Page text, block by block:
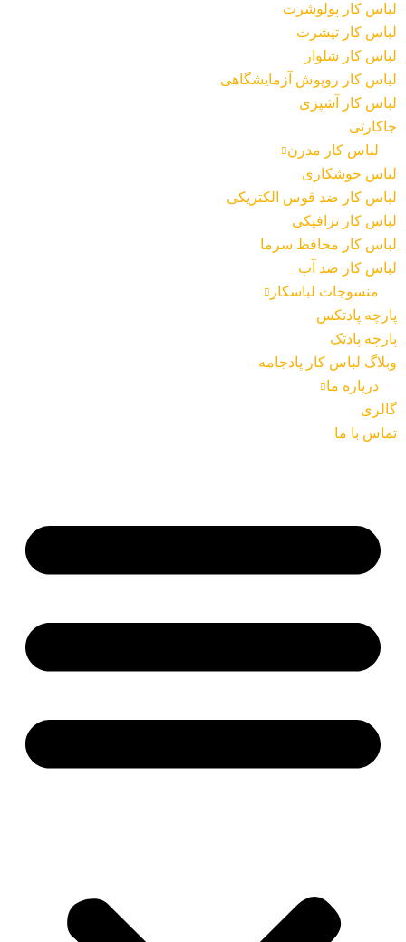
لباس کار پولوشرت
لباس کار تیشرت
لباس کار شلوار
لباس کار روپوش آزمایشگاهی
لباس کار آشپزی
جاکارتی
لباس کار مدرن
لباس جوشکاری
لباس کار ضد قوس الکتریکی
لباس کار ترافیکی
لباس کار محافظ سرما
لباس کار ضد آب
منسوجات لباسکار
پارچه پادتکس
پارچه پادتک
وبلاگ لباس کار پادجامه
درباره ما
گالری
تماس با ما